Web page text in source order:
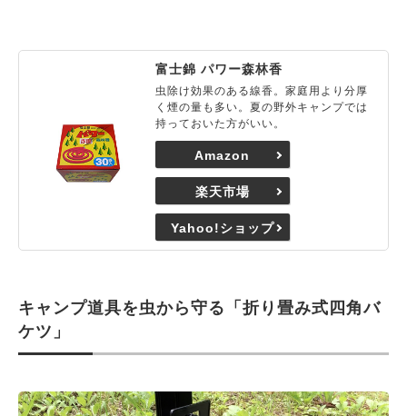
富士錦 パワー森林香
虫除け効果のある線香。家庭用より分厚
く煙の量も多い。夏の野外キャンプでは
持っておいた方がいい。
Amazon
楽天市場
Yahoo!ショップ
キャンプ道具を虫から守る「折り畳み式四角バ
ケツ」